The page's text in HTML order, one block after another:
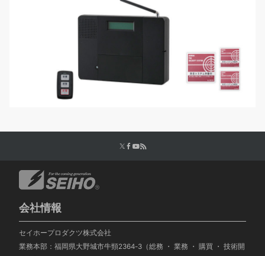
会社情報
セイホープロダクツ株式会社
業務本部：福岡県大野城市牛頸2364-3（総務 ・ 業務 ・ 購買 ・ 技術開